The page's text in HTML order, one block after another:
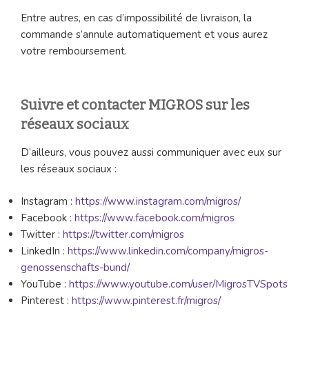
Entre autres, en cas d’impossibilité de livraison, la
commande s’annule automatiquement et vous aurez
votre remboursement.
Suivre et contacter MIGROS sur les
réseaux sociaux
D’ailleurs, vous pouvez aussi communiquer avec eux sur
les réseaux sociaux :
Instagram : https://www.instagram.com/migros/
Facebook : https://www.facebook.com/migros
Twitter : https://twitter.com/migros
LinkedIn : https://www.linkedin.com/company/migros-
genossenschafts-bund/
YouTube : https://www.youtube.com/user/MigrosTVSpots
Pinterest : https://www.pinterest.fr/migros/